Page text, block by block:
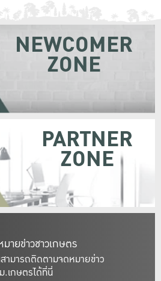
ายข่าวชาวเกษตร
มารถติดตามจดหมายข่าว
.เกษตรได้ที่นี่
NEWCOMER
ZONE
PARTNER
ZONE